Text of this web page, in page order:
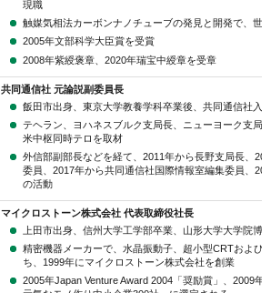
現職
触媒気相法カーボンナノチューブの発見と開発で、世
2005年文部科学大臣賞を受賞
2008年紫綬褒章、2020年瑞宝中綬章を受章
共同通信社 元論説副委員長
飯田市出身、東京大学教養学科卒業後、共同通信社入
テヘラン、ヨハネスブルク支局長、ニューヨーク支局
米中枢同時テロを取材
外信部副部長などを経て、2011年から長野支局長、
委員、2017年から共同通信社国際情報室編集委員、
の活動
マイクロストーン株式会社 代表取締役社長
上田市出身、信州大学工学部卒業、山形大学大学院博
精密機器メーカーで、水晶振動子、超小型CRTおよび
ち、1999年にマイクロストーン株式会社を創業
2005年Japan Venture Award 2004「奨励賞」、2009